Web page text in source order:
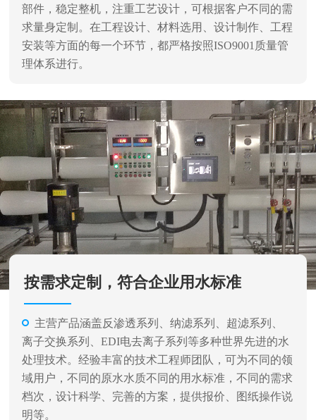
按需求定制，符合企业用水标准
主营产品涵盖反渗透系列、纳滤系列、超滤系列、
离子交换系列、EDI电去离子系列等多种世界先进的水
处理技术。经验丰富的技术工程师团队，可为不同的领
域用户，不同的原水水质不同的用水标准，不同的需求
档次，设计科学、完善的方案，提供报价、图纸操作说